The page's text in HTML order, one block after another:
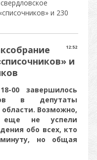
и 230
12:52
и
00 завершилось
в депутаты
Возможно,
еще не успели
обо всех, кто
но общая